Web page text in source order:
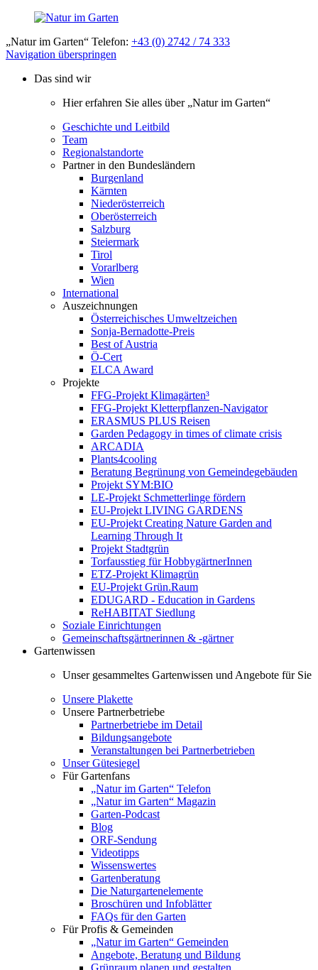
„Natur im Garten“ Telefon: +43 (0) 2742 / 74 333
Navigation überspringen
Das sind wir
Hier erfahren Sie alles über „Natur im Garten“
Geschichte und Leitbild
Team
Regionalstandorte
Partner in den Bundesländern
Burgenland
Kärnten
Niederösterreich
Oberösterreich
Salzburg
Steiermark
Tirol
Vorarlberg
Wien
International
Auszeichnungen
Österreichisches Umweltzeichen
Sonja-Bernadotte-Preis
Best of Austria
Ö-Cert
ELCA Award
Projekte
FFG-Projekt Klimagärten³
FFG-Projekt Kletterpflanzen-Navigator
ERASMUS PLUS Reisen
Garden Pedagogy in times of climate crisis
ARCADIA
Plants4cooling
Beratung Begrünung von Gemeindegebäuden
Projekt SYM:BIO
LE-Projekt Schmetterlinge fördern
EU-Projekt LIVING GARDENS
EU-Projekt Creating Nature Garden and
Learning Through It
Projekt Stadtgrün
Torfausstieg für HobbygärtnerInnen
ETZ-Projekt Klimagrün
EU-Projekt Grün.Raum
EDUGARD - Education in Gardens
ReHABITAT Siedlung
Soziale Einrichtungen
Gemeinschaftsgärtnerinnen & -gärtner
Gartenwissen
Unser gesammeltes Gartenwissen und Angebote für Sie
Unsere Plakette
Unsere Partnerbetriebe
Partnerbetriebe im Detail
Bildungsangebote
Veranstaltungen bei Partnerbetrieben
Unser Gütesiegel
Für Gartenfans
„Natur im Garten“ Telefon
„Natur im Garten“ Magazin
Garten-Podcast
Blog
ORF-Sendung
Videotipps
Wissenswertes
Gartenberatung
Die Naturgartenelemente
Broschüren und Infoblätter
FAQs für den Garten
Für Profis & Gemeinden
„Natur im Garten“ Gemeinden
Angebote, Beratung und Bildung
Grünraum planen und gestalten